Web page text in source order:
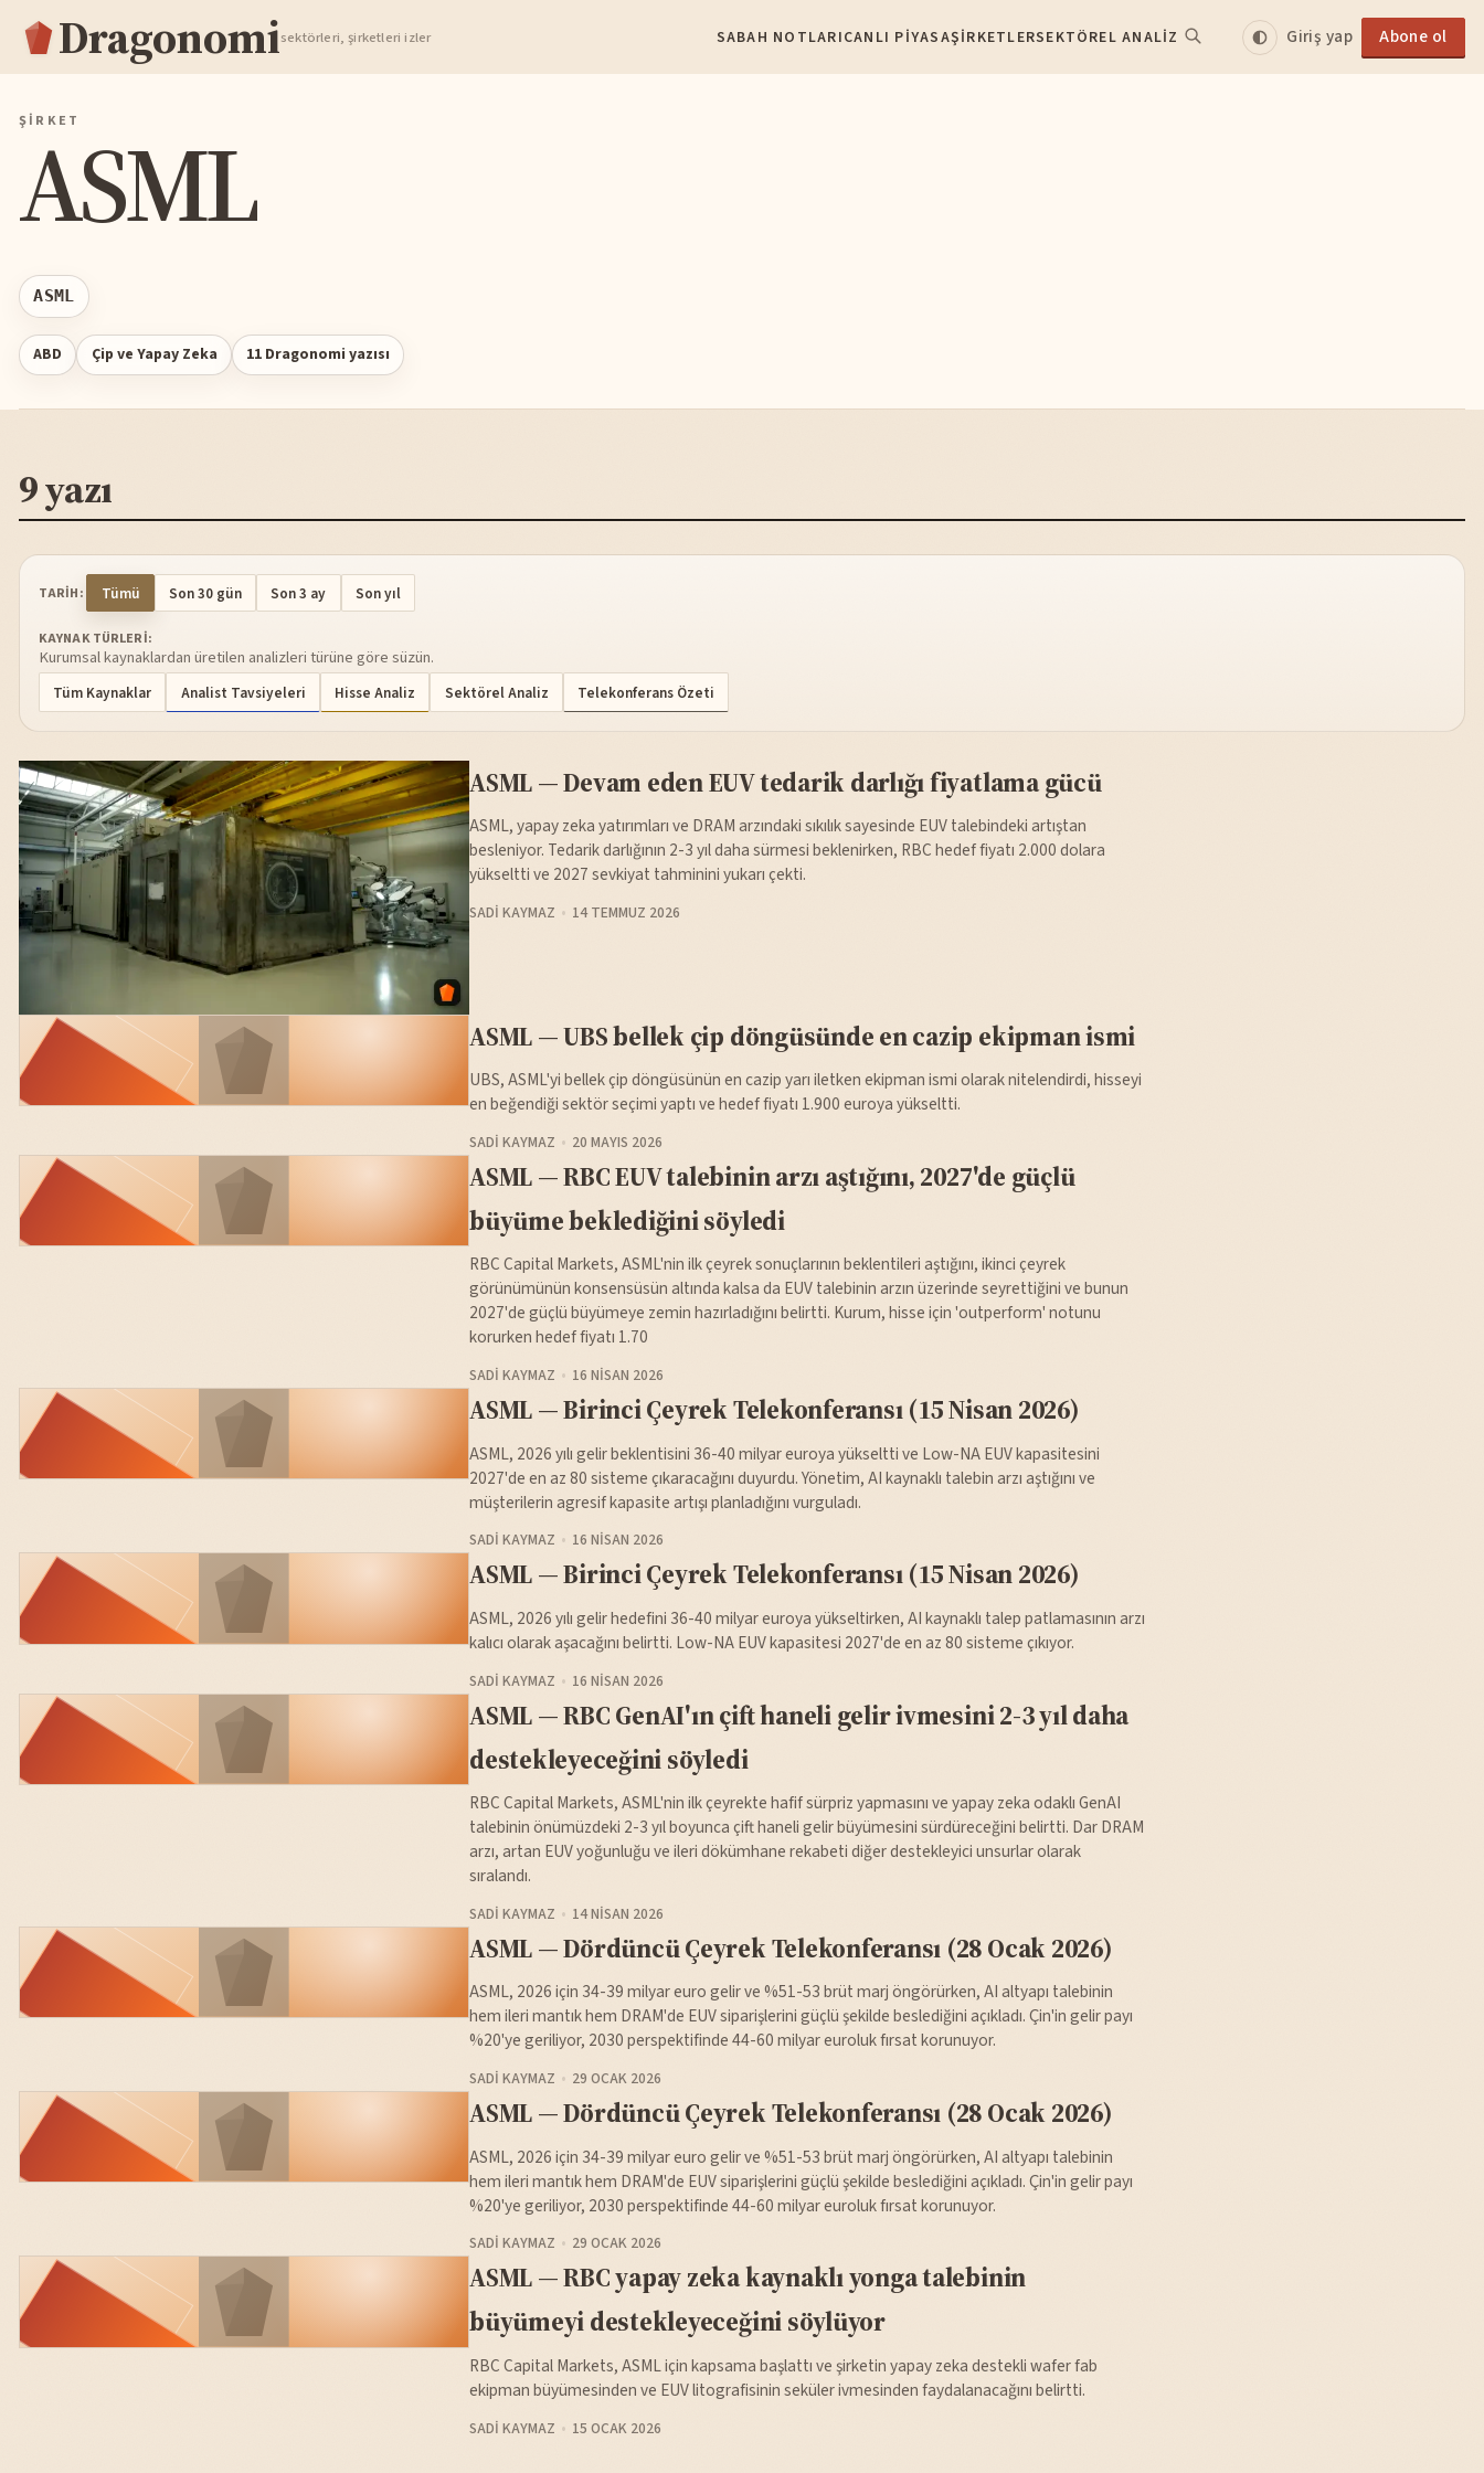
Dragonomisektörleri, şirketleri izler SABAH NOTLARICANLI PIYASAŞIRKETLERSEKTÖREL ANALIZ Giriş yap Abone ol
TAKIP ET
ŞIRKET
ASML
ASML
ABD Çip ve Yapay Zeka 11 Dragonomi yazısı
9 yazı
TARIH: Tümü Son 30 gün Son 3 ay Son yıl
KAYNAK TÜRLERI:
Kurumsal kaynaklardan üretilen analizleri türüne göre süzün.
Tüm Kaynaklar Analist Tavsiyeleri Hisse Analiz Sektörel Analiz Telekonferans Özeti
ASML — Devam eden EUV tedarik darlığı fiyatlama gücü
ASML, yapay zeka yatırımları ve DRAM arzındaki sıkılık sayesinde EUV talebindeki artıştan
besleniyor. Tedarik darlığının 2-3 yıl daha sürmesi beklenirken, RBC hedef fiyatı 2.000 dolara
yükseltti ve 2027 sevkiyat tahminini yukarı çekti.
SADI KAYMAZ 14 TEMMUZ 2026
ASML — UBS bellek çip döngüsünde en cazip ekipman ismi
UBS, ASML'yi bellek çip döngüsünün en cazip yarı iletken ekipman ismi olarak nitelendirdi, hisseyi
en beğendiği sektör seçimi yaptı ve hedef fiyatı 1.900 euroya yükseltti.
SADI KAYMAZ 20 MAYIS 2026
ASML — RBC EUV talebinin arzı aştığını, 2027'de güçlü
büyüme beklediğini söyledi
RBC Capital Markets, ASML'nin ilk çeyrek sonuçlarının beklentileri aştığını, ikinci çeyrek
görünümünün konsensüsün altında kalsa da EUV talebinin arzın üzerinde seyrettiğini ve bunun
2027'de güçlü büyümeye zemin hazırladığını belirtti. Kurum, hisse için 'outperform' notunu
korurken hedef fiyatı 1.70
SADI KAYMAZ 16 NISAN 2026
ASML — Birinci Çeyrek Telekonferansı (15 Nisan 2026)
ASML, 2026 yılı gelir beklentisini 36-40 milyar euroya yükseltti ve Low-NA EUV kapasitesini
2027'de en az 80 sisteme çıkaracağını duyurdu. Yönetim, AI kaynaklı talebin arzı aştığını ve
müşterilerin agresif kapasite artışı planladığını vurguladı.
SADI KAYMAZ 16 NISAN 2026
ASML — Birinci Çeyrek Telekonferansı (15 Nisan 2026)
ASML, 2026 yılı gelir hedefini 36-40 milyar euroya yükseltirken, AI kaynaklı talep patlamasının arzı
kalıcı olarak aşacağını belirtti. Low-NA EUV kapasitesi 2027'de en az 80 sisteme çıkıyor.
SADI KAYMAZ 16 NISAN 2026
ASML — RBC GenAI'ın çift haneli gelir ivmesini 2-3 yıl daha
destekleyeceğini söyledi
RBC Capital Markets, ASML'nin ilk çeyrekte hafif sürpriz yapmasını ve yapay zeka odaklı GenAI
talebinin önümüzdeki 2-3 yıl boyunca çift haneli gelir büyümesini sürdüreceğini belirtti. Dar DRAM
arzı, artan EUV yoğunluğu ve ileri dökümhane rekabeti diğer destekleyici unsurlar olarak
sıralandı.
SADI KAYMAZ 14 NISAN 2026
ASML — Dördüncü Çeyrek Telekonferansı (28 Ocak 2026)
ASML, 2026 için 34-39 milyar euro gelir ve %51-53 brüt marj öngörürken, AI altyapı talebinin
hem ileri mantık hem DRAM'de EUV siparişlerini güçlü şekilde beslediğini açıkladı. Çin'in gelir payı
%20'ye geriliyor, 2030 perspektifinde 44-60 milyar euroluk fırsat korunuyor.
SADI KAYMAZ 29 OCAK 2026
ASML — Dördüncü Çeyrek Telekonferansı (28 Ocak 2026)
ASML, 2026 için 34-39 milyar euro gelir ve %51-53 brüt marj öngörürken, AI altyapı talebinin
hem ileri mantık hem DRAM'de EUV siparişlerini güçlü şekilde beslediğini açıkladı. Çin'in gelir payı
%20'ye geriliyor, 2030 perspektifinde 44-60 milyar euroluk fırsat korunuyor.
SADI KAYMAZ 29 OCAK 2026
ASML — RBC yapay zeka kaynaklı yonga talebinin
büyümeyi destekleyeceğini söylüyor
RBC Capital Markets, ASML için kapsama başlattı ve şirketin yapay zeka destekli wafer fab
ekipman büyümesinden ve EUV litografisinin seküler ivmesinden faydalanacağını belirtti.
SADI KAYMAZ 15 OCAK 2026